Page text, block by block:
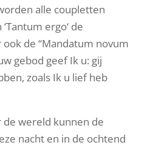
alle coupletten
ergo‘ de
de “Mandatum novum
gebod geef Ik u: gij
zoals Ik u lief heb
de wereld kunnen de
nacht en in de ochtend